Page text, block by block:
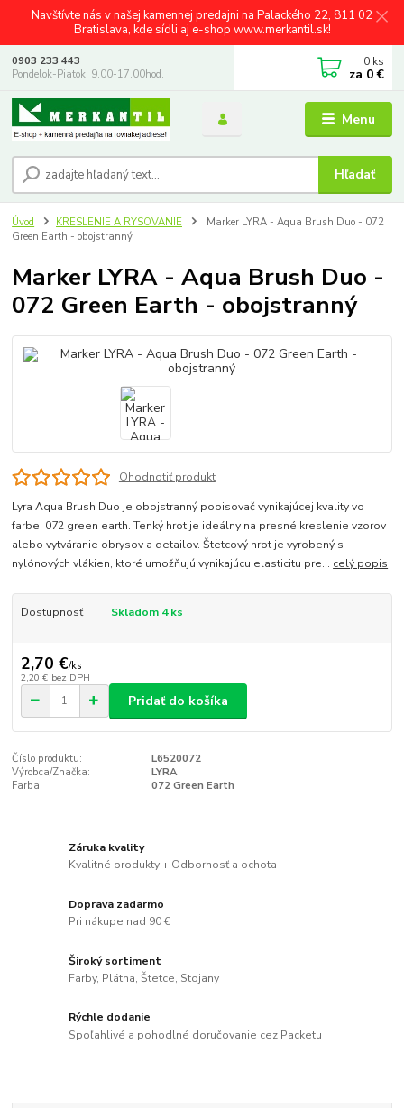
Navštívte nás v našej kamennej predajni na Palackého 22, 811 02
Bratislava, kde sídli aj e-shop www.merkantil.sk!
Menu
Hľadať
0903 233 443
Pondelok-Piatok: 9.00-17.00hod.
0 ks
za 0 €
Úvod KRESLENIE A RYSOVANIE
Marker LYRA - Aqua Brush Duo - 072
Green Earth - obojstranný
Marker LYRA - Aqua Brush Duo -
072 Green Earth - obojstranný
Ohodnotiť produkt
Lyra Aqua Brush Duo je obojstranný popisovač vynikajúcej kvality vo
farbe: 072 green earth. Tenký hrot je ideálny na presné kreslenie vzorov
alebo vytváranie obrysov a detailov. Štetcový hrot je vyrobený s
nylónových vlákien, ktoré umožňujú vynikajúcu elasticitu pre... celý popis
Dostupnosť Skladom 4 ks
2,70 €/ks
2,20 € bez DPH
Pridať do košíka
Číslo produktu:
L6520072
Výrobca/Značka:
LYRA
Farba:
072 Green Earth
Záruka kvality
Kvalitné produkty + Odbornosť a ochota
Doprava zadarmo
Pri nákupe nad 90 €
Široký sortiment
Farby, Plátna, Štetce, Stojany
Rýchle dodanie
Spoľahlivé a pohodlné doručovanie cez Packetu